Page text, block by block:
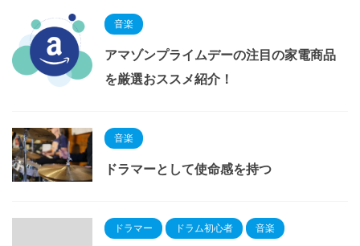
音楽
アマゾンプライムデーの注目の家電商品
を厳選おススメ紹介！
音楽
ドラマーとして使命感を持つ
ドラマー ドラム初心者 音楽